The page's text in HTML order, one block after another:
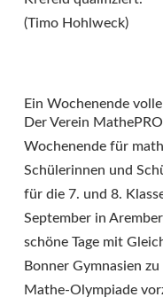
(Timo Hohlweck)
Ein Wochenende
Der Verein
Wochenende für
Schülerinnen und
für die 7. und 8.
September in
schöne Tage mit
Bonner Gymnasien
Mathe-Olympiade